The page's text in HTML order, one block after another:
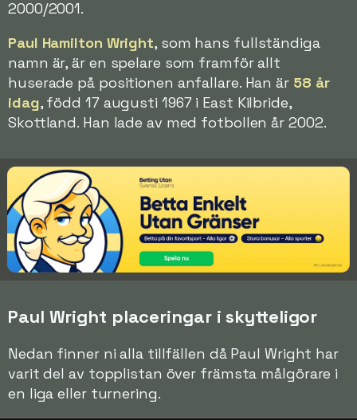
2000/2001.
Paul Hamilton Wright, som hans fullständiga
namn är, är en spelare som framför allt
huserade på positionen anfallare. Han är 58 år
idag, född 17 augusti 1967 i East Kilbride,
Skottland. Han lade av med fotbollen år 2002.
Paul Wright placeringar i skytteligor
Nedan finner ni alla tillfällen då Paul Wright har
varit del av topplistan över främsta målgörare i
en liga eller turnering.